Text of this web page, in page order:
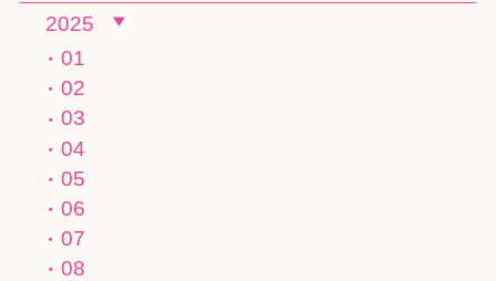
2025
01
02
03
04
05
06
07
08